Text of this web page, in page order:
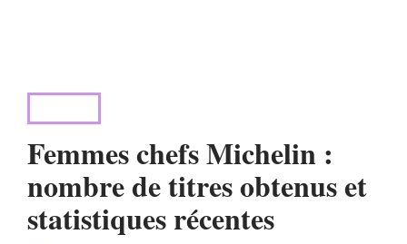
Femmes chefs Michelin :
nombre de titres obtenus et
statistiques récentes